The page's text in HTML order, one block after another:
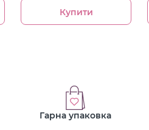
Купити
Гарна упаковка